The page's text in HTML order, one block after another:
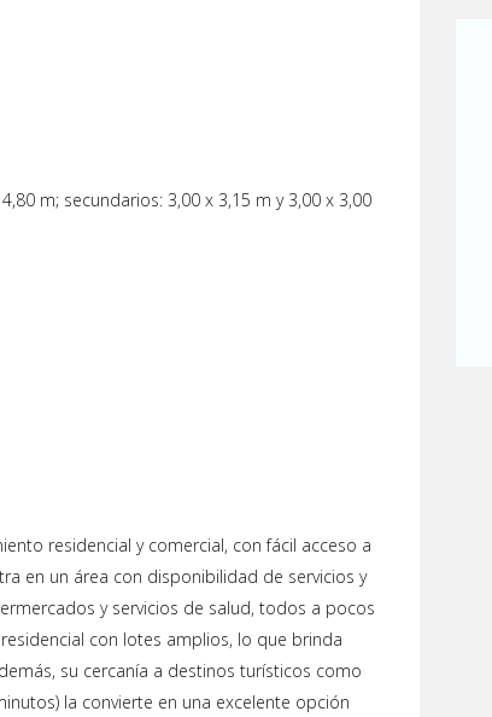
m; secundarios: 3,00 x 3,15 m y 3,00 x 3,00
residencial y comercial, con fácil acceso a
en un área con disponibilidad de servicios y
y servicios de salud, todos a pocos
con lotes amplios, lo que brinda
su cercanía a destinos turísticos como
la convierte en una excelente opción